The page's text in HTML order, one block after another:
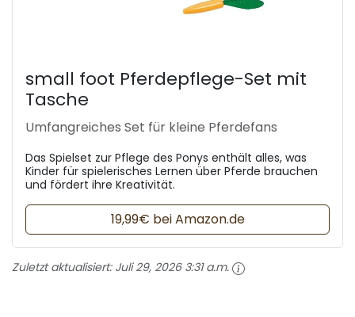
small foot Pferdepflege-Set mit
Tasche
Umfangreiches Set für kleine Pferdefans
Das Spielset zur Pflege des Ponys enthält alles, was
Kinder für spielerisches Lernen über Pferde brauchen
und fördert ihre Kreativität.
19,99€ bei Amazon.de
Zuletzt aktualisiert: Juli 29, 2026 3:31 a.m.